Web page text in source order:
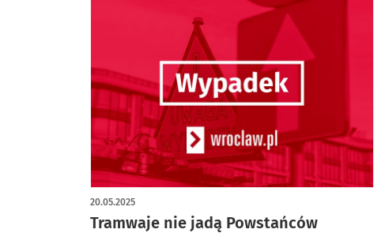
Tramwaje nie jadą Powstańców
20.05.2025